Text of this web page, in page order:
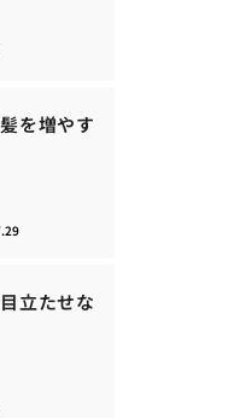
を増やす
立たせな